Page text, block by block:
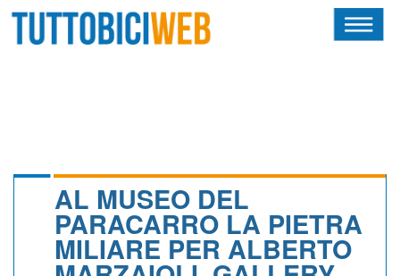
CALENDARIO
AL MUSEO DEL
PARACARRO LA PIETRA
MILIARE PER ALBERTO